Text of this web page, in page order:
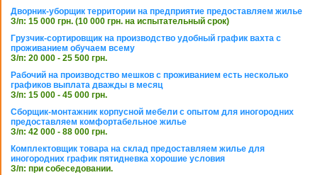
Дворник-уборщик территории на предприятие предоставляем жилье
З/п: 15 000 грн. (10 000 грн. на испытательный срок)
Грузчик-сортировщик на производство удобный график вахта с
проживанием обучаем всему
З/п: 20 000 - 25 500 грн.
Рабочий на производство мешков с проживанием есть несколько
графиков выплата дважды в месяц
З/п: 15 000 - 45 000 грн.
Сборщик-монтажник корпусной мебели с опытом для иногородних
предоставляем комфортабельное жилье
З/п: 42 000 - 88 000 грн.
Комплектовщик товара на склад предоставляем жилье для
иногородних график пятидневка хорошие условия
З/п: при собеседовании.